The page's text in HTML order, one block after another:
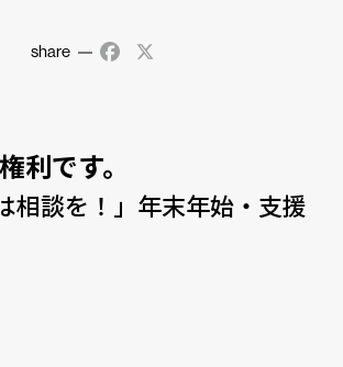
share Facebook
利です。
相談を！」年末年始・支援